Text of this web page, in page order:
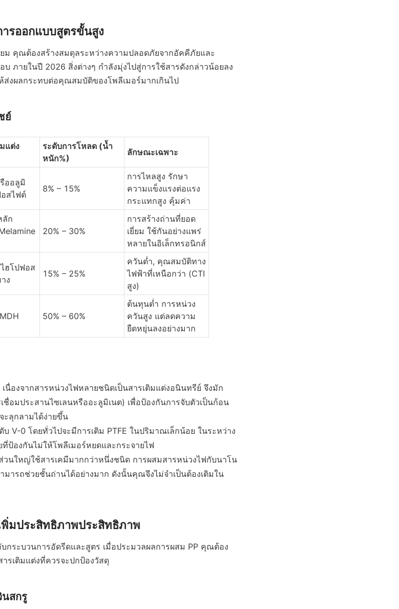
ารออกแบบสูตรขั้นสูง
ยม คุณต้องสร้างสมดุลระหว่างความปลอดภัยจากอัคคีภัยและ
ภายในปี 2026 สิ่งต่างๆ กำลังมุ่งไปสู่การใช้สารดังกล่าวน้อยลง
งผลกระทบต่อคุณสมบัติของโพลีเมอร์มากเกินไป
ย์
แต่ง
ระดับการโหลด (น้ำ
หนัก%)
ลักษณะเฉพาะ
ออลูมิ
สไฟต์
8% – 15%
การไหลสูง รักษา
ความแข็งแรงต่อแรง
กระแทกสูง คุ้มค่า
ลัก
20% – 30%
การสร้างถ่านที่ยอด
เยี่ยม ใช้กันอย่างแพร่
หลายในอิเล็กทรอนิกส์
ฮโปฟอส
ง
15% – 25%
ควันต่ำ, คุณสมบัติทาง
ไฟฟ้าที่เหนือกว่า (CTI
สูง)
50% – 60%
ต้นทุนต่ำ การหน่วง
ควันสูง แต่ลดความ
ยืดหยุ่นลงอย่างมาก
นื่องจากสารหน่วงไฟหลายชนิดเป็นสารเติมแต่งอนินทรีย์ จึงมัก
ชื่อมประสานไซเลนหรืออะลูมิเนต) เพื่อป้องกันการจับตัวเป็นก้อน
ะลุกลามได้ง่ายขึ้น
บ V-0 โดยทั่วไปจะมีการเติม PTFE ในปริมาณเล็กน้อย ในระหว่าง
ที่ป้องกันไม่ให้โพลีเมอร์หยดและกระจายไฟ
นใหญ่ใช้สารเคมีมากกว่าหนึ่งชนิด การผสมสารหน่วงไฟกับนาโน
มารถช่วยชั้นถ่านได้อย่างมาก ดังนั้นคุณจึงไม่จำเป็นต้องเติมใน
มประสิทธิภาพประสิทธิภาพ
ระบวนการอัดรีดและสูตร เมื่อประมวลผลการผสม PP คุณต้อง
ารเติมแต่งที่ควรจะปกป้องวัสดุ
สกรู